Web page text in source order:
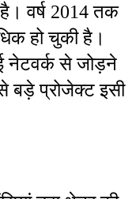
वर्ष 2014 तक
हो चुकी है।
नेटवर्क से जोड़ने
बड़े प्रोजेक्ट इसी